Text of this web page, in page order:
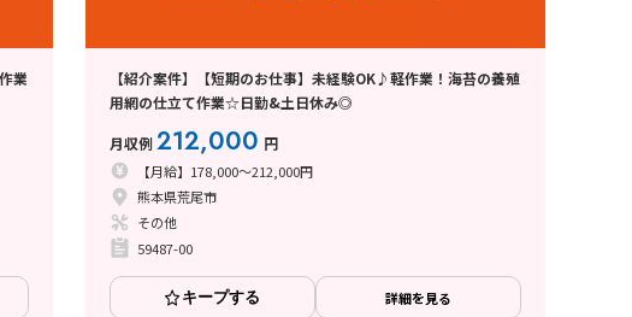
業
【紹介案件】【短期のお仕事】未経験OK♪軽作業！海苔の養殖
用網の仕立て作業☆日勤&土日休み◎
月収例212,000 円
【月給】178,000～212,000円
熊本県荒尾市
その他
59487-00
キープする 詳細を見る